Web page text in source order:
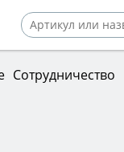
Сотрудничество